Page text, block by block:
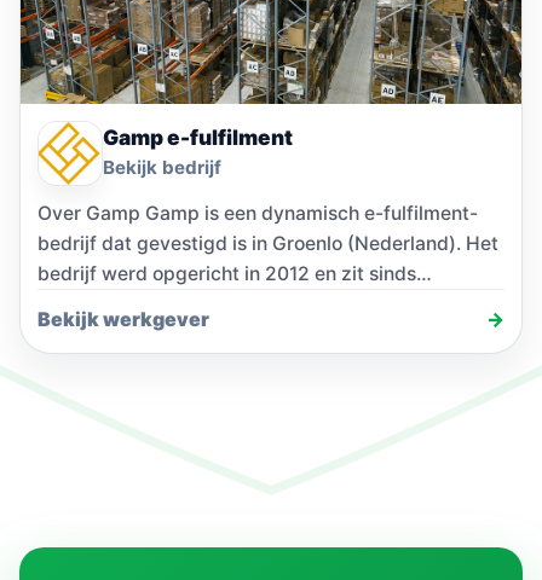
Gamp e-fulfilment
Bekijk bedrijf
Over Gamp Gamp is een dynamisch e-fulfilment-
bedrijf dat gevestigd is in Groenlo (Nederland). Het
bedrijf werd opgericht in 2012 en zit sinds…
Bekijk werkgever →